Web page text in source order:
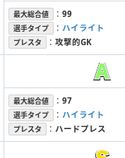
最大総合値 ： 99
選手タイプ ： ハイライト
プレスタ ： 攻撃的GK
最大総合値 ： 97
選手タイプ ： ハイライト
プレスタ ： ハードプレス